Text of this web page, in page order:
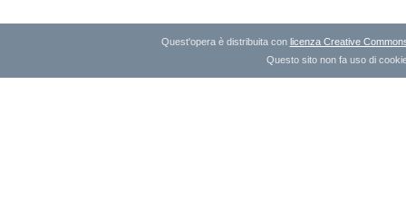
Quest'opera è distribuita con licenza Creative
Questo sito non fa uso di